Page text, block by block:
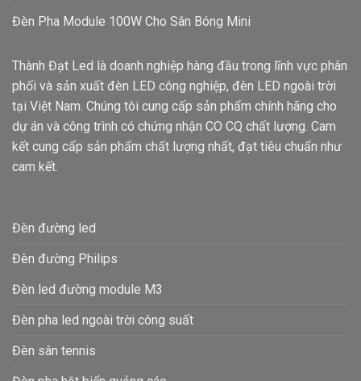
Đèn Pha Module 100W Cho Sân Bóng Mini
Thành Đạt Led là doanh nghiệp hàng đầu trong lĩnh vực phân
phối và sản xuất đèn LED công nghiệp, đèn LED ngoài trời
tại Việt Nam. Chúng tôi cung cấp sản phẩm chính hãng cho
dự án và công trình có chứng nhận CO CQ chất lượng. Cam
kết cung cấp sản phẩm chất lượng nhất, đạt tiêu chuẩn như
cam kết.
Đèn đường led
Đèn đường Philips
Đèn led đường module M3
Đèn pha led ngoài trời công suất
Đèn sân tennis